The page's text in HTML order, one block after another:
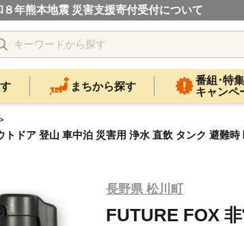
８年熊本地震 災害支援寄付受付について
まちから探す
番組･特集
キャンペ
ドア 登山 車中泊 災害用 浄水 直飲 タンク 避難
長野県 松川町
FUTURE FOX